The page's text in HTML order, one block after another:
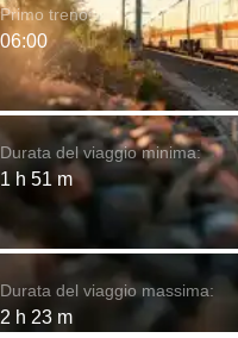
Durata del viaggio minima:
1 h 51 m
Primo treno:
06:00
Durata del viaggio massima:
2 h 23 m